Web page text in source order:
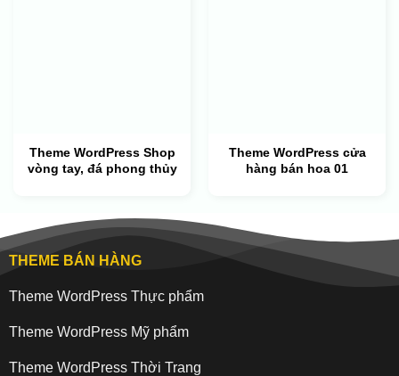
Theme WordPress Shop
vòng tay, đá phong thủy
Theme WordPress cửa
hàng bán hoa 01
THEME BÁN HÀNG
Theme WordPress Thực phẩm
Theme WordPress Mỹ phẩm
Theme WordPress Thời Trang